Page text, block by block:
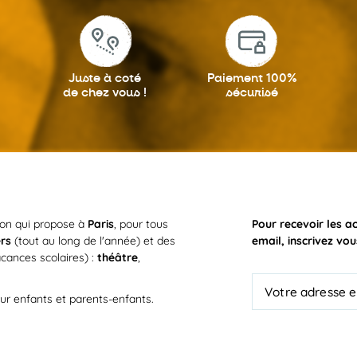
Juste à coté
de chez vous !
Paiement 100%
sécurisé
qui propose à Paris, pour tous
(tout au long de l'année) et des
scolaires) :théâtre,
enfants et parents-enfants.
Pour recevoir les
email, inscrivez